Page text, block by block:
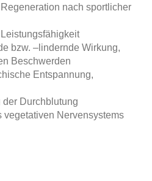
nach sportlicher
bzw. –lindernde Wirkung,
Beschwerden
Entspannung,
der Durchblutung
vegetativen Nervensystems